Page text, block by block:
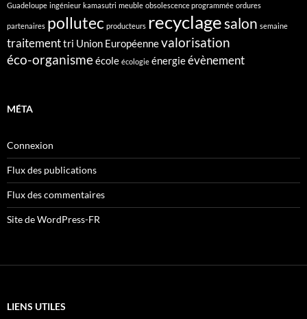
Guadeloupe ingénieur kamasutri meuble obsolescence programmée ordures
partenaires pollutec producteurs recyclagesalon semaine
traitementtri Union Européennevalorisation
éco-organismeécole écologie énergieévènement
MÉTA
Connexion
Flux des publications
Flux des commentaires
Site de WordPress-FR
LIENS UTILES